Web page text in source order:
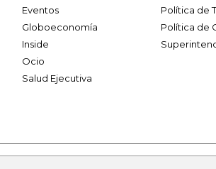
Eventos
Globoeconomía
Inside
Ocio
Salud Ejecutiva
Política de
Política de